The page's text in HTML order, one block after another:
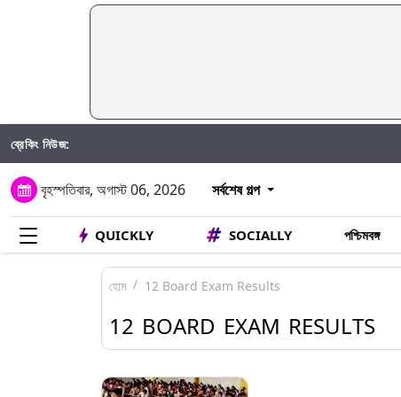
ব্রেকিং নিউজ:
বৃহস্পতিবার, অগাস্ট 06, 2026 সর্বশেষ গল্প
QUICKLY SOCIALLY পশ্চিমবঙ্গ
হোম 12 Board Exam Results
12 BOARD EXAM RESULTS